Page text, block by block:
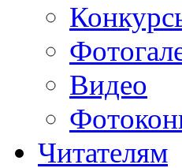
Видео
Читателям